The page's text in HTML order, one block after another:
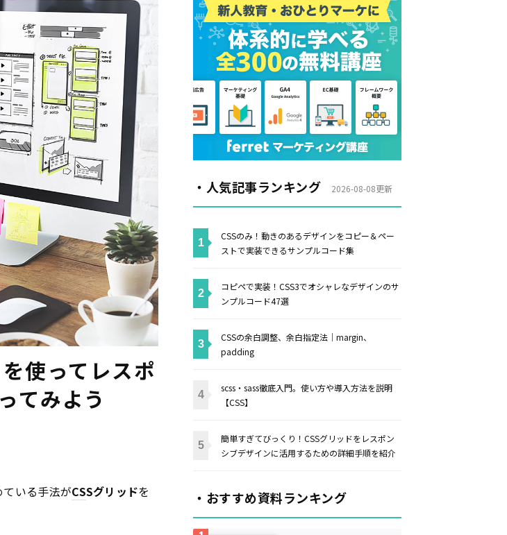
使ってレスポ
てみよう
いる手法がCSSグリッドを
・人気記事ランキング 2026-08-08更新
CSSのみ！動きのあるデザインをコピー＆ペー
ストで実装できるサンプルコード集
コピペで実装！CSS3でオシャレなデザインのサ
ンプルコード47選
CSSの余白調整、余白指定法｜margin、
padding
scss・sass徹底入門。使い方や導入方法を説明
【CSS】
簡単すぎてびっくり！CSSグリッドをレスポン
シブデザインに活用するための詳細手順を紹介
・おすすめ資料ランキング